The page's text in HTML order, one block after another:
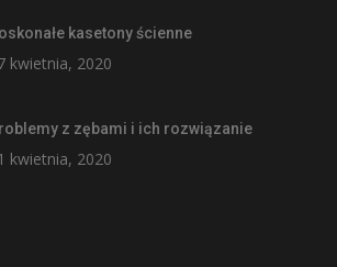
kasetony ścienne
kwietnia, 2020
z zębami i ich rozwiązanie
kwietnia, 2020